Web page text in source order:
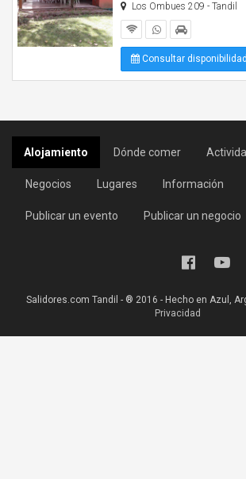
Los Ombues 209 - Tandil
Consultar disponibilidad
Alojamiento Dónde comer
Negocios Lugares Información
Publicar un evento Publicar un negocio
Salidores.com Tandil - ® 2016 - Hecho en Azul,
Privacidad